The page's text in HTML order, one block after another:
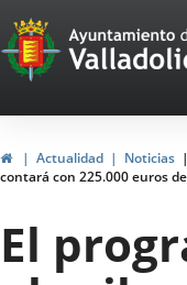
Portal
Web
del
de
Valladolid
HomeActualidad Noticias
contará con 225.000 euros
El